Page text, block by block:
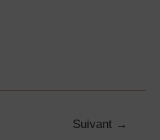
Suivant →